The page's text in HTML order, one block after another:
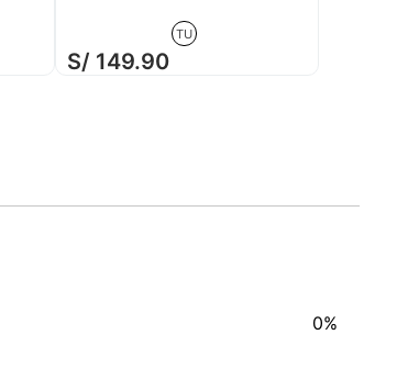
TU
S/ 149.90
0%